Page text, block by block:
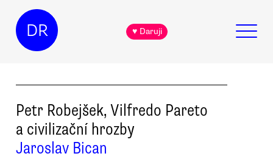
DR ♥ Daruji
Petr Robejšek, Vilfredo Pareto
a civilizační hrozby
Jaroslav Bican